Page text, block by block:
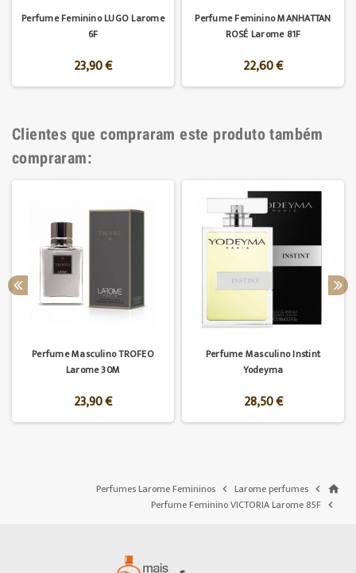
Perfume Feminino LUGO Larome
6F
23,90 €
Perfume Feminino MANHATTAN
ROSÉ Larome 81F
22,60 €
Clientes que compraram este produto também
compraram:
Perfume Masculino TROFEO
Larome 30M
23,90 €
Perfume Masculino Instint
Yodeyma
28,50 €
home

Larome perfumes

Perfumes Larome Femininos

Perfume Feminino VICTORIA Larome 85F